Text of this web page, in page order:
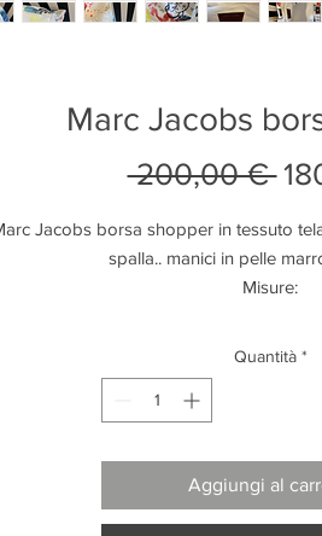
Marc Jacobs
200,00 €
Jacobs borsa shopper in tessuto
spalla.. manici in pelle
Misure:
Lunghezza manici
Quantità *
Aggiungi al